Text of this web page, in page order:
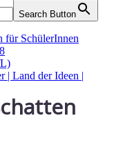
Search Button